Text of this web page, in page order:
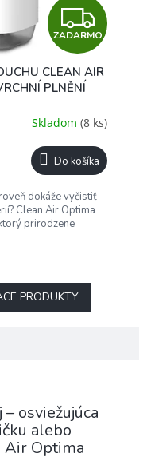
Z
A
D
A
R
M
O
ZADARMO
CLEAN AIR
PLNĚNÍ
Skladom (8 ks)
Do košíka
dokáže vyčistiť
Clean Air Optima
prirodzene
PRODUKTY
osviežujúca
alebo
Air Optima